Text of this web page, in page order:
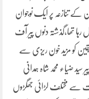
کے تنازعہ پر ایک نوجوان
رہا تھا،گذشتہ دنوں پیر آف
کو مزید خون ریزی سے
سید ضیاء محمد شاہ ہمدانی
سے مختلف لڑائی جھگڑوں